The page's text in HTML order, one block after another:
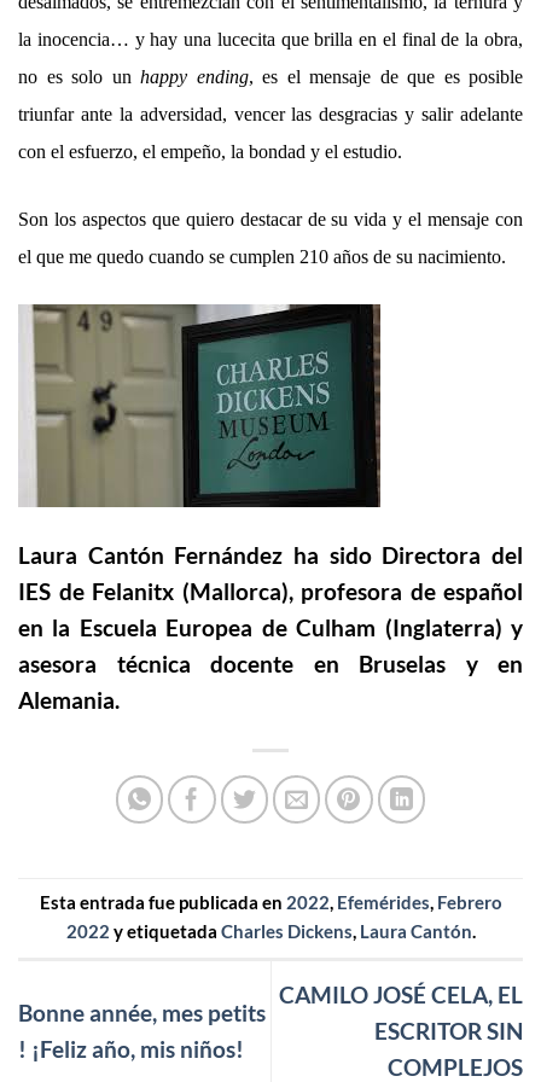
la inocencia… y hay una lucecita que brilla en el final de la obra,
no es solo un happy ending, es el mensaje de que es posible
triunfar ante la adversidad, vencer las desgracias y salir adelante
con el esfuerzo, el empeño, la bondad y el estudio.
Son los aspectos que quiero destacar de su vida y el mensaje con
el que me quedo cuando se cumplen 210 años de su nacimiento.
Laura Cantón Fernández ha sido Directora del
IES de Felanitx (Mallorca), profesora de español
en la Escuela Europea de Culham (Inglaterra) y
asesora técnica docente en Bruselas y en
Alemania.
Esta entrada fue publicada en 2022, Efemérides, Febrero
2022 y etiquetada Charles Dickens, Laura Cantón.
Bonne année, mes petits
! ¡Feliz año, mis niños!
CAMILO JOSÉ CELA, EL
ESCRITOR SIN
COMPLEJOS